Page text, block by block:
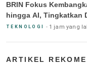
BRIN Fokus
hingga AI, Tingkatkan
TEKNOLOGI 1 jam yang
ARTIKEL